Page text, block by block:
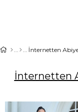
İnternetten
İnternetten